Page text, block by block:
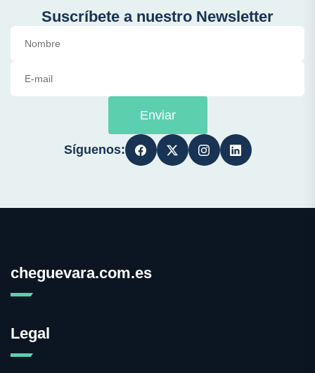
Suscríbete a nuestro Newsletter
Enviar
Síguenos:
cheguevara.com.es
Legal